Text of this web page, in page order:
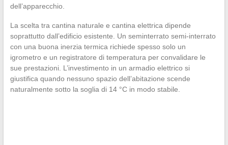
dell’apparecchio.
La scelta tra cantina naturale e cantina elettrica dipende
soprattutto dall’edificio esistente. Un seminterrato semi-interrato
con una buona inerzia termica richiede spesso solo un
igrometro e un registratore di temperatura per convalidare le
sue prestazioni. L’investimento in un armadio elettrico si
giustifica quando nessuno spazio dell’abitazione scende
naturalmente sotto la soglia di 14 °C in modo stabile.